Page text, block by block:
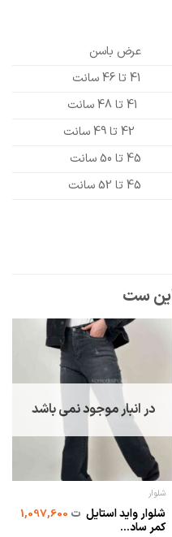
عرض باسن
41 تا 46 سانت
45 تا 50 سانت
45 تا 52 سانت
در انبار موجود نمی باشد
شلوار
شلوار واید استایل
کمر ساد...
ت1,097,600